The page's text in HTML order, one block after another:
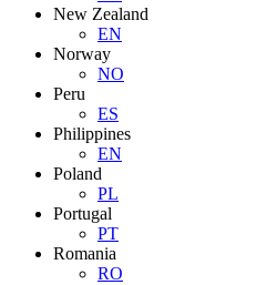
New Zealand
EN
Norway
NO
Peru
ES
Philippines
EN
Poland
PL
Portugal
PT
Romania
RO